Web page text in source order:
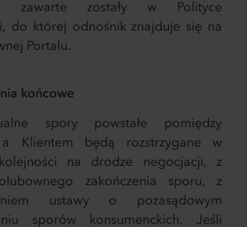
zawarte zostały w Polityce
do której odnośnik znajduje się na
Portalu.
końcowe
spory powstałe pomiędzy
a Klientem będą rozstrzygane w
na drodze negocjacji, z
zakończenia sporu, z
ustawy o pozasądowym
sporów konsumenckich. Jeśli